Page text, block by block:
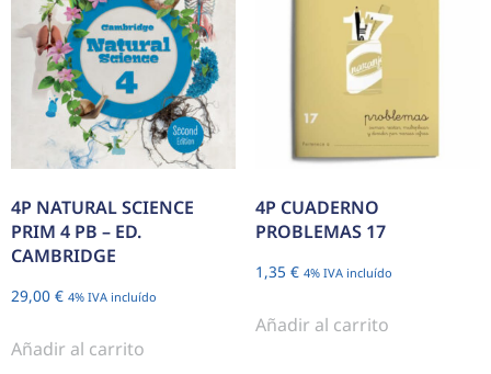
4P NATURAL SCIENCE
PRIM 4 PB – ED.
CAMBRIDGE
29,00 € 4% IVA incluído
Añadir al carrito
4P CUADERNO
PROBLEMAS 17
1,35 € 4% IVA incluído
Añadir al carrito